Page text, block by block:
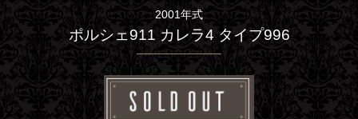
2001年式
ポルシェ911 カレラ4 タイプ996